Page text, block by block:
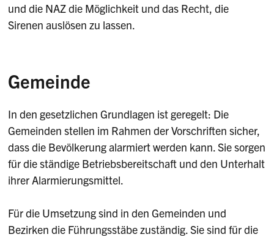
und die NAZ die Möglichkeit und das Recht, die
Sirenen auslösen zu lassen.
Gemeinde
In den gesetzlichen Grundlagen ist geregelt: Die
Gemeinden stellen im Rahmen der Vorschriften sicher,
dass die Bevölkerung alarmiert werden kann. Sie sorgen
für die ständige Betriebsbereitschaft und den Unterhalt
ihrer Alarmierungsmittel.
Für die Umsetzung sind in den Gemeinden und
Bezirken die Führungsstäbe zuständig. Sie sind für die